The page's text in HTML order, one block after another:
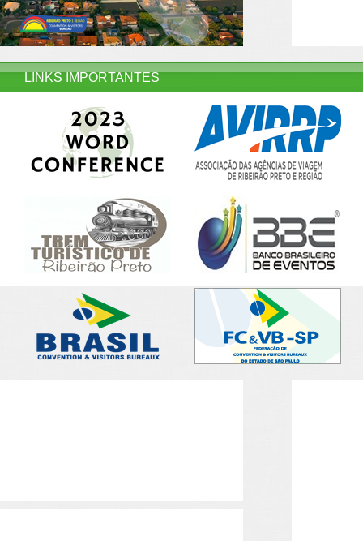
LINKS IMPORTANTES